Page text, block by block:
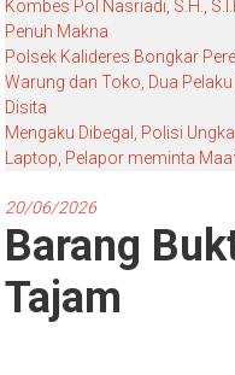
Kombes Pol Nasriadi, S.H.,
Penuh Makna
Polsek Kalideres Bongkar
Warung dan Toko, Dua
Disita
Mengaku Dibegal, Polisi
Laptop, Pelapor meminta
20/06/2026
Barang
Tajam